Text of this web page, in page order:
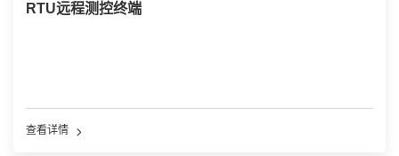
RTU远程测控终端
查看详情